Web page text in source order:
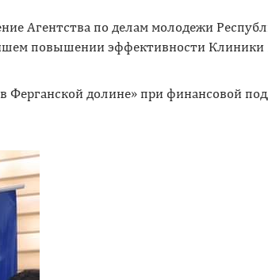
Агентства по делам молодежи
повышении эффективности
долине» при финансовой